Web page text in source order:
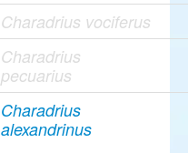
Charadrius vociferus
Charadrius
pecuarius
Charadrius
alexandrinus